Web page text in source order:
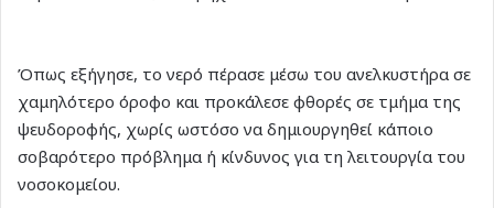
Όπως εξήγησε, το νερό πέρασε μέσω του ανελκυστήρα σε
χαμηλότερο όροφο και προκάλεσε φθορές σε τμήμα της
ψευδοροφής, χωρίς ωστόσο να δημιουργηθεί κάποιο
σοβαρότερο πρόβλημα ή κίνδυνος για τη λειτουργία του
νοσοκομείου.